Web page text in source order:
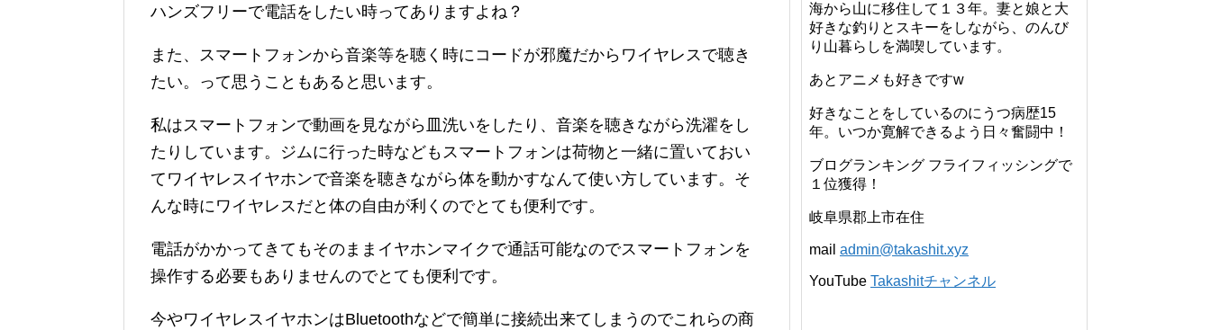
ハンズフリーで電話をしたい時ってありますよね？
また、スマートフォンから音楽等を聴く時にコードが邪魔だからワイヤレスで聴き
たい。って思うこともあると思います。
私はスマートフォンで動画を見ながら皿洗いをしたり、音楽を聴きながら洗濯をし
たりしています。ジムに行った時などもスマートフォンは荷物と一緒に置いておい
てワイヤレスイヤホンで音楽を聴きながら体を動かすなんて使い方しています。そ
んな時にワイヤレスだと体の自由が利くのでとても便利です。
電話がかかってきてもそのままイヤホンマイクで通話可能なのでスマートフォンを
操作する必要もありませんのでとても便利です。
今やワイヤレスイヤホンはBluetoothなどで簡単に接続出来てしまうのでこれらの商
海から山に移住して１３年。妻と娘と大
好きな釣りとスキーをしながら、のんび
り山暮らしを満喫しています。
あとアニメも好きですw
好きなことをしているのにうつ病歴15
年。いつか寛解できるよう日々奮闘中！
ブログランキング フライフィッシングで
１位獲得！
岐阜県郡上市在住
mail admin@takashit.xyz
YouTube Takashitチャンネル